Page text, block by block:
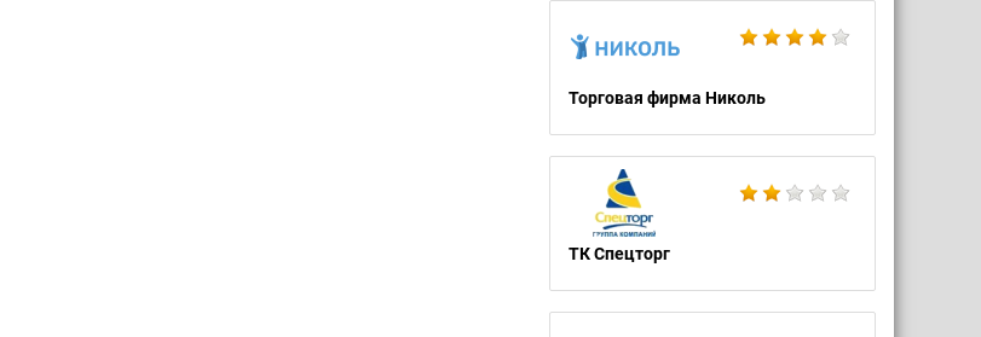
Торговая фирма Николь
ТК Спецторг